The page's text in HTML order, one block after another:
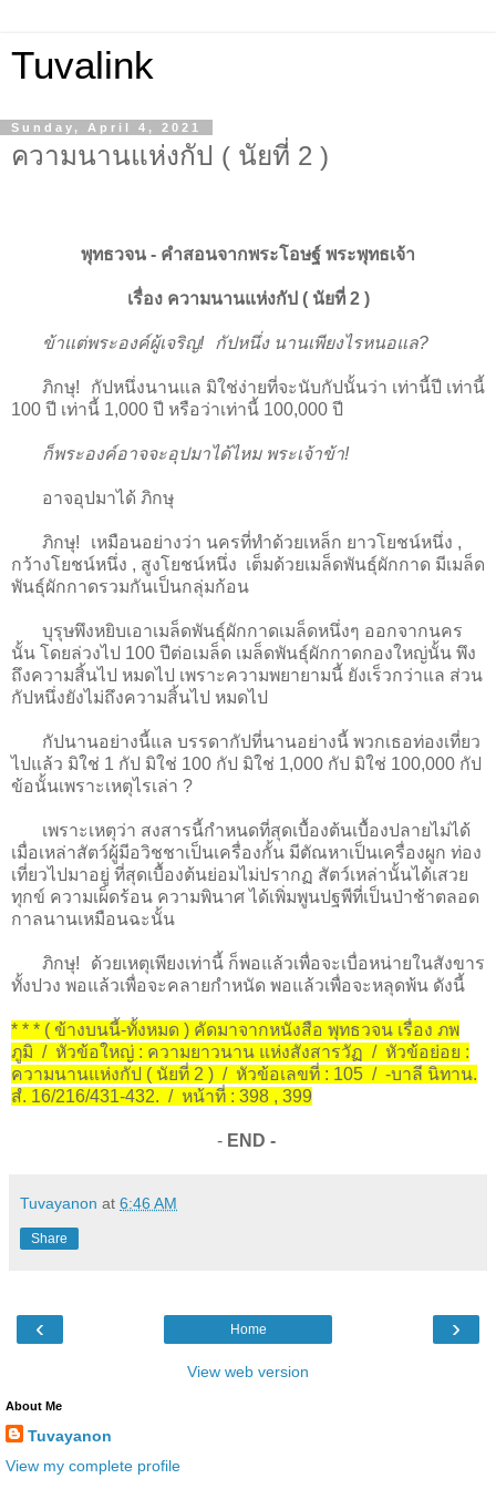
Tuvalink
Sunday, April 4, 2021
ความนานแห่งกัป ( นัยที่ 2 )
พุทธวจน - คําสอนจากพระโอษฐ์ พระพุทธเจ้า
เรื่อง ความนานแห่งกัป ( นัยที่ 2 )
ข้าแต่พระองค์ผู้เจริญ! กัปหนึ่ง นานเพียงไรหนอแล?
ภิกษุ! กัปหนึ่งนานแล มิใช่ง่ายที่จะนับกัปนั้นว่า เท่านี้ปี เท่านี้
100 ปี เท่านี้ 1,000 ปี หรือว่าเท่านี้ 100,000 ปี
ก็พระองค์อาจจะอุปมาได้ไหม พระเจ้าข้า!
อาจอุปมาได้ ภิกษุ
ภิกษุ! เหมือนอย่างว่า นครที่ทำด้วยเหล็ก ยาวโยชน์หนึ่ง ,
กว้างโยชน์หนึ่ง , สูงโยชน์หนึ่ง เต็มด้วยเมล็ดพันธุ์ผักกาด มีเมล็ด
พันธุ์ผักกาดรวมกันเป็นกลุ่มก้อน
บุรุษพึงหยิบเอาเมล็ดพันธุ์ผักกาดเมล็ดหนึ่งๆ ออกจากนคร
นั้น โดยล่วงไป 100 ปีต่อเมล็ด เมล็ดพันธุ์ผักกาดกองใหญ่นั้น พึง
ถึงความสิ้นไป หมดไป เพราะความพยายามนี้ ยังเร็วกว่าแล ส่วน
กัปหนึ่งยังไม่ถึงความสิ้นไป หมดไป
กัปนานอย่างนี้แล บรรดากัปที่นานอย่างนี้ พวกเธอท่องเที่ยว
ไปแล้ว มิใช่ 1 กัป มิใช่ 100 กัป มิใช่ 1,000 กัป มิใช่ 100,000 กัป
ข้อนั้นเพราะเหตุไรเล่า ?
เพราะเหตุว่า สงสารนี้กำหนดที่สุดเบื้องต้นเบื้องปลายไม่ได้
เมื่อเหล่าสัตว์ผู้มีอวิชชาเป็นเครื่องกั้น มีตัณหาเป็นเครื่องผูก ท่อง
เที่ยวไปมาอยู่ ที่สุดเบื้องต้นย่อมไม่ปรากฏ สัตว์เหล่านั้นได้เสวย
ทุกข์ ความเผ็ดร้อน ความพินาศ ได้เพิ่มพูนปฐพีที่เป็นป่าช้าตลอด
กาลนานเหมือนฉะนั้น
ภิกษุ! ด้วยเหตุเพียงเท่านี้ ก็พอแล้วเพื่อจะเบื่อหน่ายในสังขาร
ทั้งปวง พอแล้วเพื่อจะคลายกำหนัด พอแล้วเพื่อจะหลุดพ้น ดังนี้
* * * ( ข้างบนนี้-ทั้งหมด ) คัดมาจากหนังสือ พุทธวจน เรื่อง ภพ
ภูมิ / หัวข้อใหญ่ : ความยาวนาน แห่งสังสารวัฏ / หัวข้อย่อย :
ความนานแห่งกัป ( นัยที่ 2 ) / หัวข้อเลขที่ : 105 / -บาลี นิทาน.
สํ. 16/216/431-432. / หน้าที่ : 398 , 399
-END -
Tuvayanon at 6:46 AM
Share
‹ ›
Home
View web version
About Me
Tuvayanon
View my complete profile